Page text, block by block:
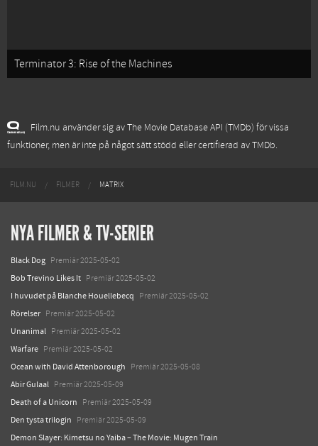
Terminator 3: Rise of the Machines
Film.nu använder sig av The Movie Database API (TMDb) för vissa
funktioner, men är inte på något sätt stödd eller certifierad av TMDb.
FILM.NU FILMER MATRIX
NYA FILMER & TV-SERIER
Black Dog Premiär 2025-05-02
Bob Trevino Likes It Premiär 2025-05-02
I huvudet på Blanche Houellebecq Premiär 2025-05-02
Rörelser Premiär 2025-05-02
Unanimal Premiär 2025-05-02
Warfare Premiär 2025-05-02
Ocean with David Attenborough Premiär 2025-05-08
Abir Gulaal Premiär 2025-05-09
Death of a Unicorn Premiär 2025-05-09
Den tysta trilogin Premiär 2025-05-09
Demon Slayer: Kimetsu no Yaiba – The Movie: Mugen Train